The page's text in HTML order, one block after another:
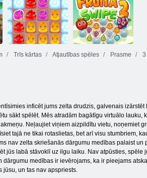
Montezuma 2
dārgumi
Dārgakmens
burbuļi 3
Trīs kārtas Atjautības spēles Prasme 3
inficēt jums zelta drudzis, galvenais
sākt spēlēt. Mēs atradām bagātīgu virtuālo
Neļaujiet viņiem aizpildītu vietu, noņemiet
tajā ne tikai rotaslietas, bet arī visu stumbriem,
nav zelta skriešanās dārgumu medības palaist
labā stāvoklī uz ilgu laiku. Nav atpūsties,
medības ir ievērojams, ka ir pieejams
jūsu, un tas nav apspriests.